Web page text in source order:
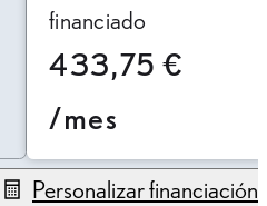
financiado
433,75 €
/mes
Personalizar financiación